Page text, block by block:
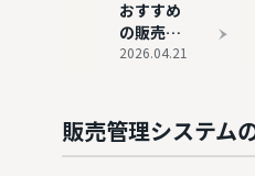
合わせて
解説
判と実態
おすすめ
の販売管
理ソフト
2026.04.21
販売管理システム